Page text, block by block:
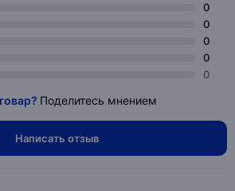
0
0
0
0
0
Поделитесь мнением
Написать отзыв